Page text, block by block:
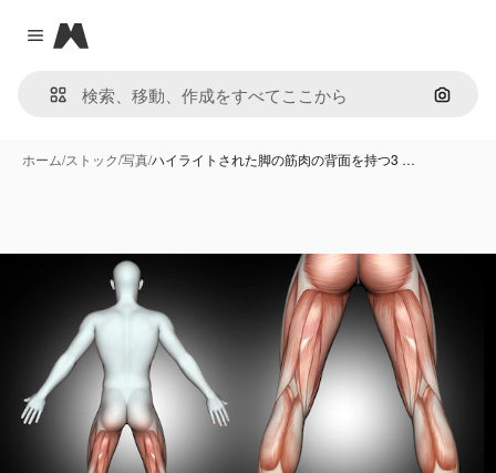
Close menu
Magnific
画像で
ホーム/ストック/写真/ハイライトされた脚の筋肉の背面を持つ3 …